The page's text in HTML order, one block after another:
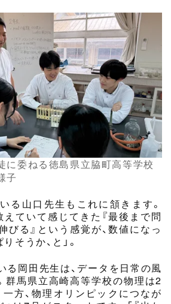
に委ねる徳島県立脇町高等学校
子
る山口先生もこれに頷きます。
えていて感じてきた『最後まで問
びる』という感覚が、数値になっ
そうか、と」。
る岡田先生は、データを日常の風
群馬県立高崎高等学校の物理は2
方、物理オリンピックにつなが